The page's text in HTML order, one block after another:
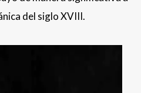
del siglo XVIII.